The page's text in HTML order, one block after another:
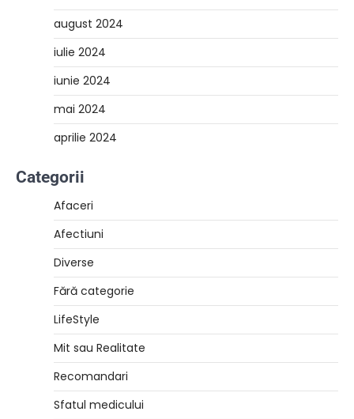
august 2024
iulie 2024
iunie 2024
mai 2024
aprilie 2024
Categorii
Afaceri
Afectiuni
Diverse
Fără categorie
LifeStyle
Mit sau Realitate
Recomandari
Sfatul medicului